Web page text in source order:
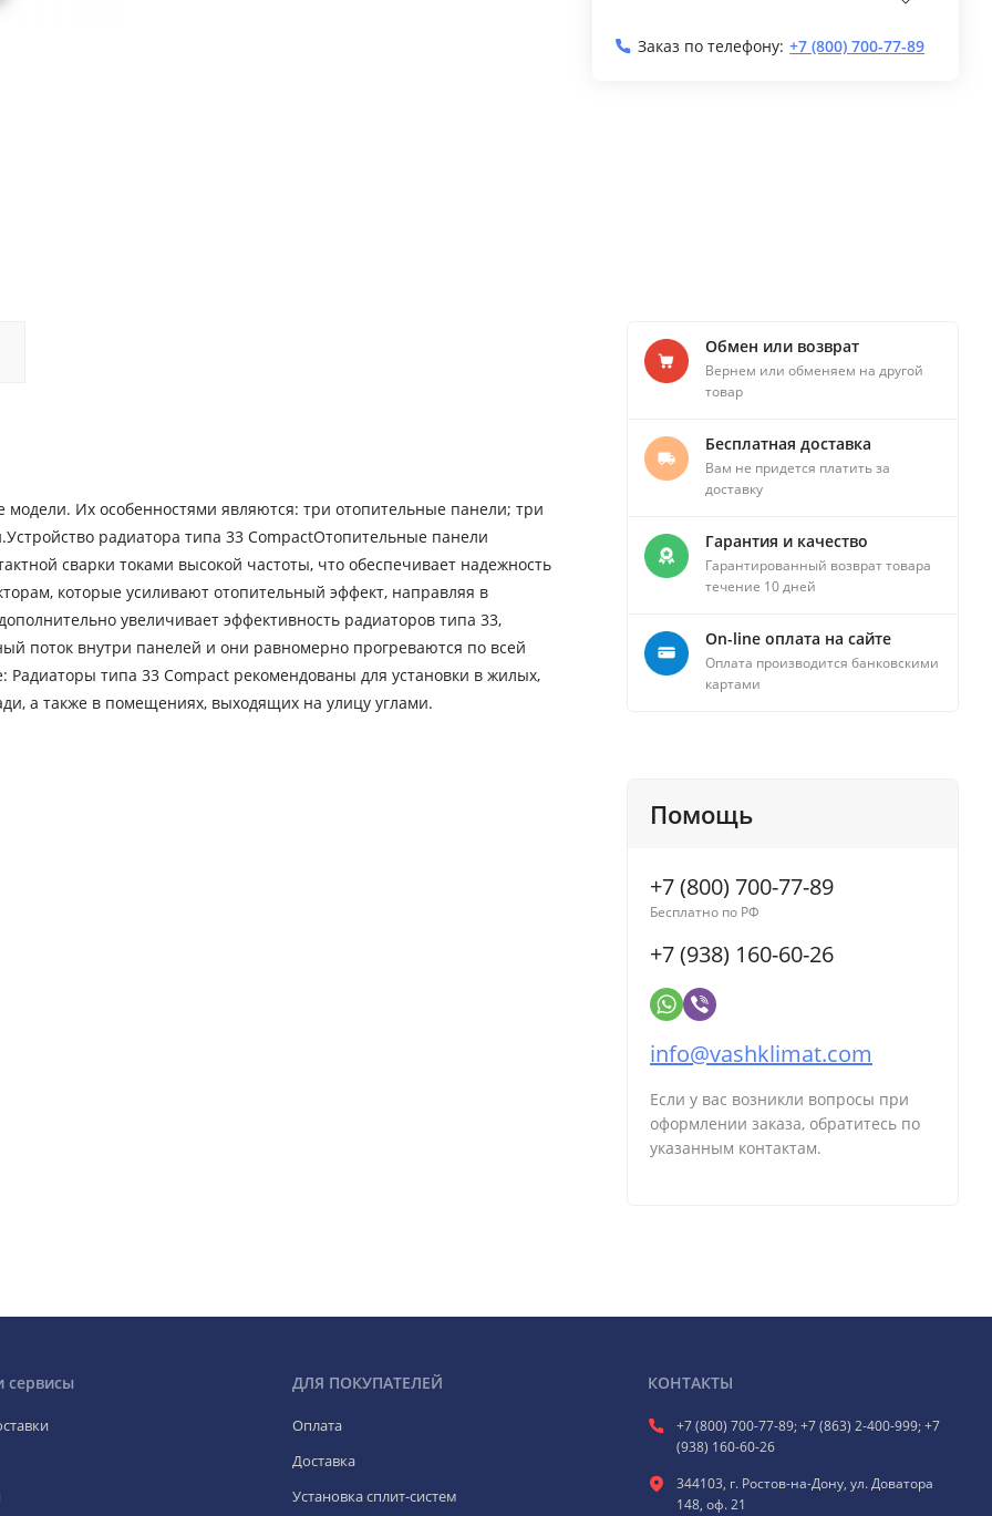
Заказ по телефону: +7 (800) 700-77-89
Их особенностями являются: три отопительные панели; три
радиатора типа 33 CompactОтопительные панели
сварки токами высокой частоты, что обеспечивает надежность
которые усиливают отопительный эффект, направляя в
увеличивает эффективность радиаторов типа 33,
поток внутри панелей и они равномерно прогреваются по всей
типа 33 Compact рекомендованы для установки в жилых,
а также в помещениях, выходящих на улицу углами.
Обмен или возврат
Вернем или обменяем на другой
товар
Бесплатная доставка
Вам не придется платить за
доставку
Гарантия и качество
Гарантированный возврат товара
течение 10 дней
On-line оплата на сайте
Оплата производится банковскими
картами
Помощь
+7 (800) 700-77-89
Бесплатно по РФ
+7 (938) 160-60-26
info@vashklimat.com
Если у вас возникли вопросы при
оформлении заказа, обратитесь по
указанным контактам.
сервисы ДЛЯ ПОКУПАТЕЛЕЙ
Оплата
Доставка
Установка сплит-систем
КОНТАКТЫ
+7 (800) 700-77-89; +7 (863) 2-400-999; +7
(938) 160-60-26
344103, г. Ростов-на-Дону, ул. Доватора
148, оф. 21